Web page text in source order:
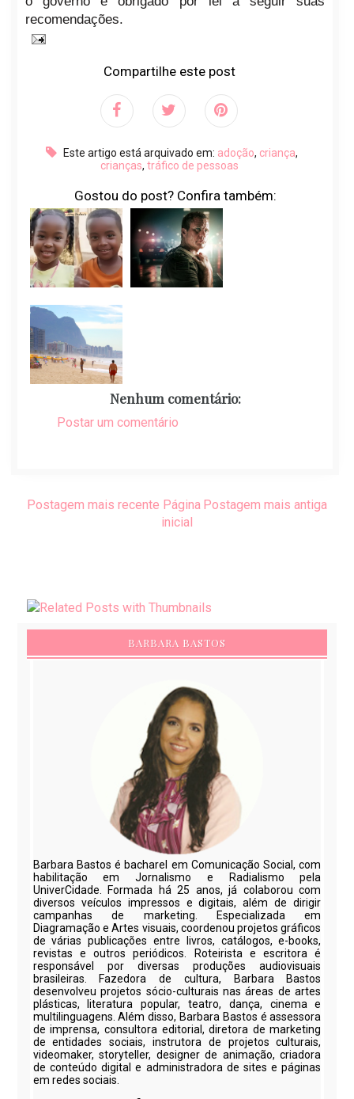
recomendações.
Compartilhe este post
Este artigo está arquivado em: adoção, criança,
crianças, tráfico de pessoas
Gostou do post? Confira também:
Nenhum comentário:
Postar um comentário
Postagem mais recente Postagem mais antiga
Página
inicial
BARBARA BASTOS
Barbara Bastos é bacharel em Comunicação Social, com
habilitação em Jornalismo e Radialismo pela
UniverCidade. Formada há 25 anos, já colaborou com
diversos veículos impressos e digitais, além de dirigir
campanhas de marketing. Especializada em
Diagramação e Artes visuais, coordenou projetos gráficos
de várias publicações entre livros, catálogos, e-books,
revistas e outros periódicos. Roteirista e escritora é
responsável por diversas produções audiovisuais
brasileiras. Fazedora de cultura, Barbara Bastos
desenvolveu projetos sócio-culturais nas áreas de artes
plásticas, literatura popular, teatro, dança, cinema e
multilinguagens. Além disso, Barbara Bastos é assessora
de imprensa, consultora editorial, diretora de marketing
de entidades sociais, instrutora de projetos culturais,
videomaker, storyteller, designer de animação, criadora
de conteúdo digital e administradora de sites e páginas
em redes sociais.